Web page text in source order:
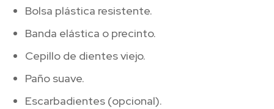
Bolsa plástica resistente.
Banda elástica o precinto.
Cepillo de dientes viejo.
Paño suave.
Escarbadientes (opcional).